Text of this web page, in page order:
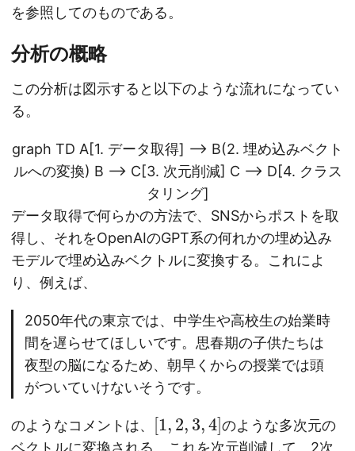
を参照してのものである。
分析の概略
この分析は図示すると以下のような流れになってい
る。
graph TD A[1. データ取得] --> B(2. 埋め込みベクト
ルへの変換) B --> C[3. 次元削減] C --> D[4. クラス
タリング]
データ取得で何らかの方法で、SNSからポストを取
得し、それをOpenAIのGPT系の何れかの埋め込み
モデルで埋め込みベクトルに変換する。これによ
り、例えば、
2050年代の東京では、中学生や高校生の始業時
間を遅らせてほしいです。思春期の子供たちは
夜型の脳になるため、朝早くからの授業では頭
がついていけないそうです。
のようなコメントは、
[ 1 2 3, ]
のような多次元の
ベクトルに変換される。これを次元削減して、2次